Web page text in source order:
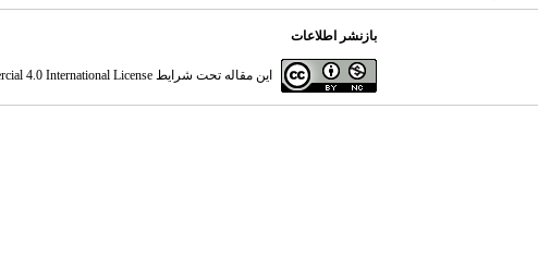
بازنشر اطلاعات
این مقاله تحت شرایط 4.0 International License